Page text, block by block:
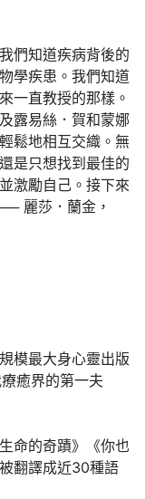
們知道疾病背後的
學疾患。我們知道
一直教授的那樣。
露易絲．賀和蒙娜
鬆地相互交織。無
是只想找到最佳的
激勵自己。接下來
麗莎．蘭金，
模最大身心靈出版
癒界的第一夫
命的奇蹟》《你也
翻譯成近30種語